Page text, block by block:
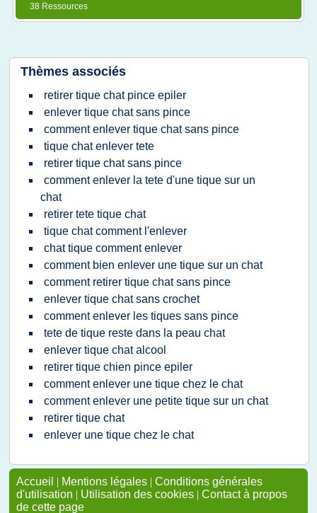
38 Ressources
Thèmes associés
retirer tique chat pince epiler
enlever tique chat sans pince
comment enlever tique chat sans pince
tique chat enlever tete
retirer tique chat sans pince
comment enlever la tete d'une tique sur un
chat
retirer tete tique chat
tique chat comment l'enlever
chat tique comment enlever
comment bien enlever une tique sur un chat
comment retirer tique chat sans pince
enlever tique chat sans crochet
comment enlever les tiques sans pince
tete de tique reste dans la peau chat
enlever tique chat alcool
retirer tique chien pince epiler
comment enlever une tique chez le chat
comment enlever une petite tique sur un chat
retirer tique chat
enlever une tique chez le chat
Accueil | Mentions légales | Conditions générales
d'utilisation | Utilisation des cookies | Contact à propos
de cette page